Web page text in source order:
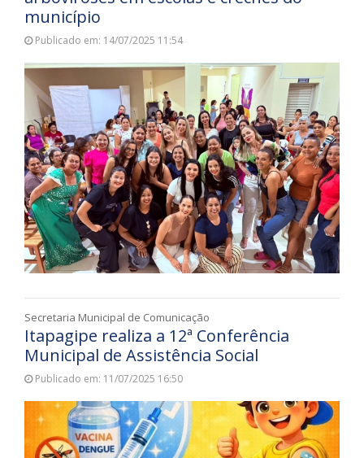
município
Publicado em: 14/07/2025 11:54
Secretaria Municipal de Comunicação
Itapagipe realiza a 12ª Conferência
Municipal de Assistência Social
Publicado em: 11/07/2025 16:50